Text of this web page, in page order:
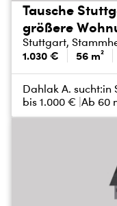
Tausche
größere
Stuttgart,
1.030 € 56 m²
Dahlak A. sucht:in
bis 1.000 € Ab 60